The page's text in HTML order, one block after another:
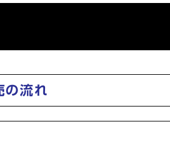
の流れ